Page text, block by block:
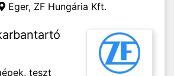
Eger, ZF Hungária Kft.
teszt